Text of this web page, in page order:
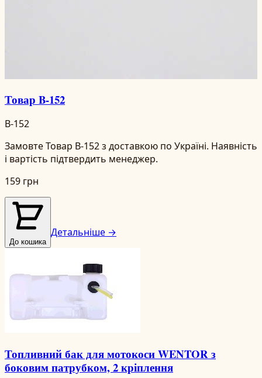
Товар B-152
B-152
Замовте Товар B-152 з доставкою по Україні. Наявність
і вартість підтвердить менеджер.
159 грн
До кошика
Детальніше →
Топливний бак для мотокоси WENTOR з
боковим патрубком, 2 кріплення